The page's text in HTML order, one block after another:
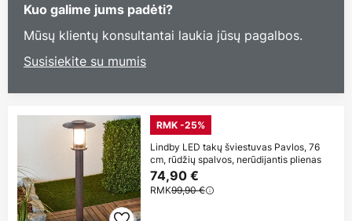
Kuo galime jums padėti?
Mūsų klientų konsultantai laukia jūsų pagalbos.
Susisiekite su mumis
RMK -25%
Lindby LED takų šviestuvas Pavlos, 76
cm, rūdžių spalvos, nerūdijantis plienas
74,90 €
RMK99,90 €